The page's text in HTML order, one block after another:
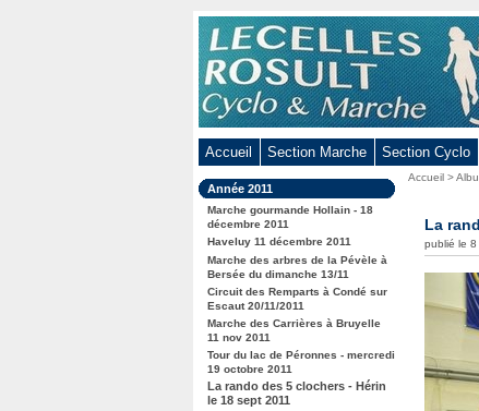
Accueil Section Marche Section Cyclo
Dans
la
rubrique
:
Année 2011
Marche gourmande Hollain - 18
décembre 2011
Haveluy 11 décembre 2011
Marche des arbres de la Pévèle à
Bersée du dimanche 13/11
Circuit des Remparts à Condé sur
Escaut 20/11/2011
Marche des Carrières à Bruyelle
11 nov 2011
Tour du lac de Péronnes - mercredi
19 octobre 2011
La rando des 5 clochers - Hérin
le 18 sept 2011
Vous
Accueil >
La
publié le